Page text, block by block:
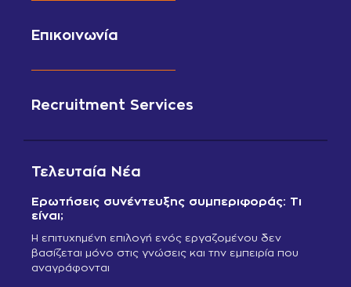
Επικοινωνία
Recruitment Services
Τελευταία Νέα
Ερωτήσεις συνέντευξης συμπεριφοράς: Τι
είναι;
Η επιτυχημένη επιλογή ενός εργαζομένου δεν
βασίζεται μόνο στις γνώσεις και την εμπειρία που
αναγράφονται